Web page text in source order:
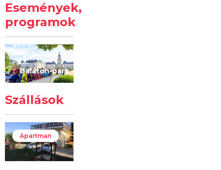
Események,
programok
Kilóméterek
2026
2026.
augusztus 22
– 23.
Balaton-part
Szállások
Apartman